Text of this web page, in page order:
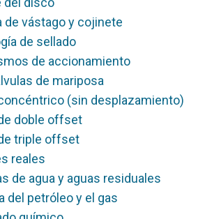
de vástago y cojinete
de sellado
de accionamiento
de mariposa
(sin desplazamiento)
doble offset
triple offset
reales
de agua y aguas residuales
del petróleo y el gas